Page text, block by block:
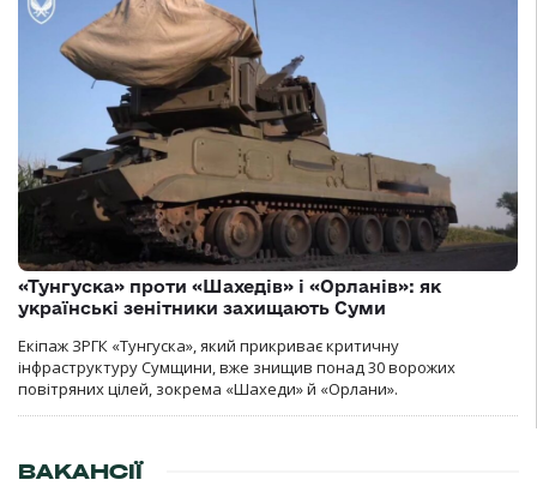
«Тунгуска» проти «Шахедів» і «Орланів»: як
українські зенітники захищають Суми
Екіпаж ЗРГК «Тунгуска», який прикриває критичну
інфраструктуру Сумщини, вже знищив понад 30 ворожих
повітряних цілей, зокрема «Шахеди» й «Орлани».
ВАКАНСІЇ